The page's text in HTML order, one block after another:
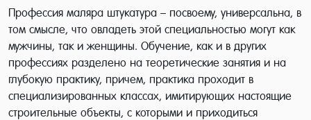
Профессия маляра штукатура – посвоему, универсальна, в
том смысле, что овладеть этой специальностью могут как
мужчины, так и женщины. Обучение, как и в других
профессиях разделено на теоретические занятия и на
глубокую практику, причем, практика проходит в
специализированных классах, имитирующих настоящие
строительные объекты, с которыми и приходиться